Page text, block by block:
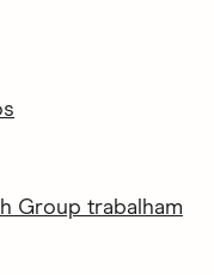
Group trabalham